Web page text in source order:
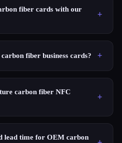
fiber cards with our
+
fiber business cards? +
carbon fiber NFC
+
lead time for OEM carbon